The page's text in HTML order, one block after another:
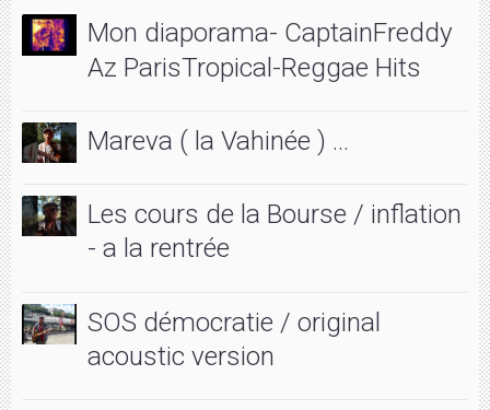
Mon diaporama- CaptainFreddy
Az ParisTropical-Reggae Hits
Mareva ( la Vahinée ) ...
Les cours de la Bourse / inflation
- a la rentrée
SOS démocratie / original
acoustic version